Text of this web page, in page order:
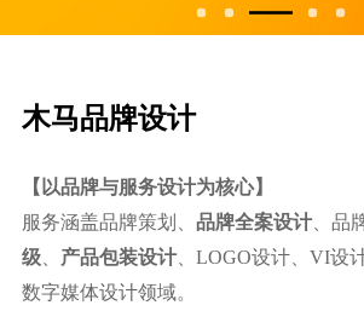
⽊⻢品牌设计
【以品牌与服务设计为核心】
服务涵盖品牌策划、 品牌全案设计、品
级、 产品包装设计、LOGO设计、VI设
数字媒体设计领域。